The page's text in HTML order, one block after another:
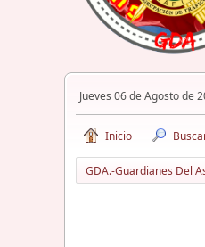
Jueves 06 de Agosto de
Inicio
GDA.-Guardianes Del